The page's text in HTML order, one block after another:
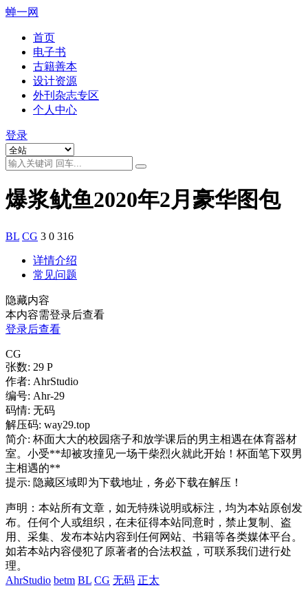
蝉一网
首页
电子书
古籍善本
设计资源
外刊杂志专区
个人中心
登录
爆浆鱿鱼2020年2月豪华图包
BL CG 3 0 316
详情介绍
常见问题
隐藏内容
本内容需登录后查看
登录后查看
CG
张数: 29 P
作者: AhrStudio
编号: Ahr-29
码情: 无码
解压码: way29.top
简介: 杯面大大的校园痞子和放学课后的男主相遇在体育器材
室。小受**却被攻撞见一场干柴烈火就此开始！杯面笔下双男
主相遇的**
提示: 隐藏区域即为下载地址，务必下载在解压！
声明：本站所有文章，如无特殊说明或标注，均为本站原创发
布。任何个人或组织，在未征得本站同意时，禁止复制、盗
用、采集、发布本站内容到任何网站、书籍等各类媒体平台。
如若本站内容侵犯了原著者的合法权益，可联系我们进行处
理。
AhrStudio betm BL CG 无码 正太